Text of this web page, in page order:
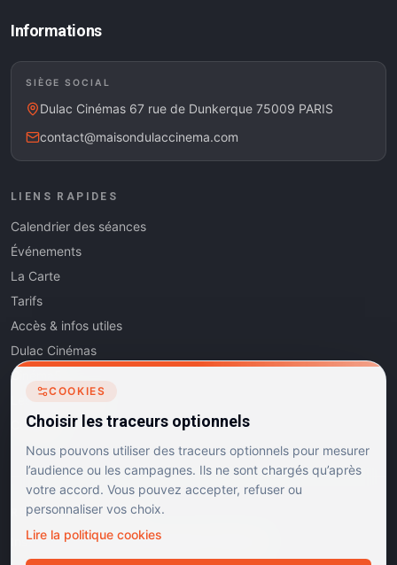
Informations
SIÈGE SOCIAL
Dulac Cinémas 67 rue de Dunkerque 75009 PARIS
contact@maisondulaccinema.com
LIENS RAPIDES
Calendrier des séances
Événements
La Carte
Tarifs
Accès & infos utiles
Dulac Cinémas
Cinéma5
Les Dits de l'Art
Contact
RÉSEAUX SOCIAUX
Instagram Facebook Linkedin
COOKIES
Choisir les traceurs optionnels
Nous pouvons utiliser des traceurs optionnels pour mesurer
l’audience ou les campagnes. Ils ne sont chargés qu’après
votre accord. Vous pouvez accepter, refuser ou
personnaliser vos choix.
Lire la politique cookies